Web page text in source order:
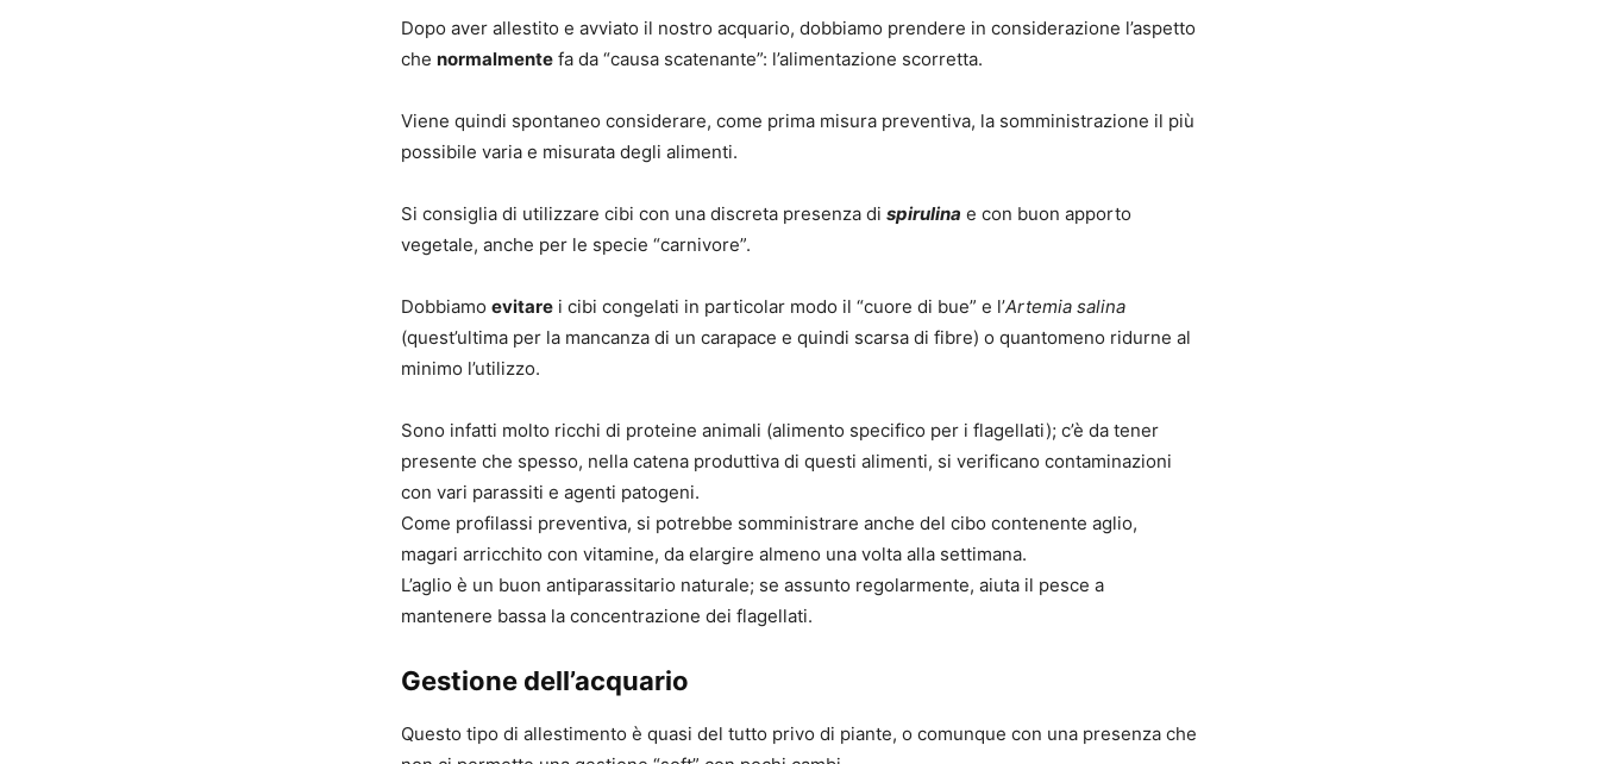
Dopo aver allestito e avviato il nostro acquario, dobbiamo prendere in considerazione l’aspetto
che normalmente fa da “causa scatenante”: l’alimentazione scorretta.
Viene quindi spontaneo considerare, come prima misura preventiva, la somministrazione il più
possibile varia e misurata degli alimenti.
Si consiglia di utilizzare cibi con una discreta presenza di spirulina e con buon apporto
vegetale, anche per le specie “carnivore”.
Dobbiamo evitare i cibi congelati in particolar modo il “cuore di bue” e l’Artemia salina
(quest’ultima per la mancanza di un carapace e quindi scarsa di fibre) o quantomeno ridurne al
minimo l’utilizzo.
Sono infatti molto ricchi di proteine animali (alimento specifico per i flagellati); c’è da tener
presente che spesso, nella catena produttiva di questi alimenti, si verificano contaminazioni
con vari parassiti e agenti patogeni.
Come profilassi preventiva, si potrebbe somministrare anche del cibo contenente aglio,
magari arricchito con vitamine, da elargire almeno una volta alla settimana.
L’aglio è un buon antiparassitario naturale; se assunto regolarmente, aiuta il pesce a
mantenere bassa la concentrazione dei flagellati.
Gestione dell’acquario
Questo tipo di allestimento è quasi del tutto privo di piante, o comunque con una presenza che